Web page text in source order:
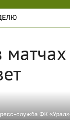
матчах
служба ФК «Урал»